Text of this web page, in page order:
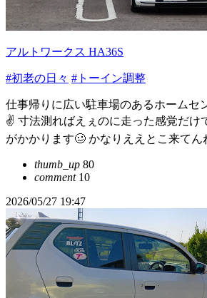
アルトワークス HA36S
#初老の日々 #トーイン調整
仕事帰りに広い駐車場のあるホームセ
✌️ 寸法測ればえぇのに走った感覚だけ
がかかります🥴 かなりええとこ来てん
thumb_up 80
comment10
2026/05/27 19:47